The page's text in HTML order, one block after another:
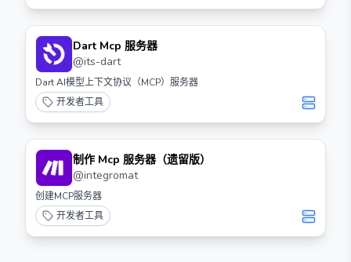
Dart Mcp 服务器
@its-dart
Dart AI模型上下文协议（MCP）服务器
开发者工具
制作 Mcp 服务器（遗留版）
@integromat
创建MCP服务器
开发者工具